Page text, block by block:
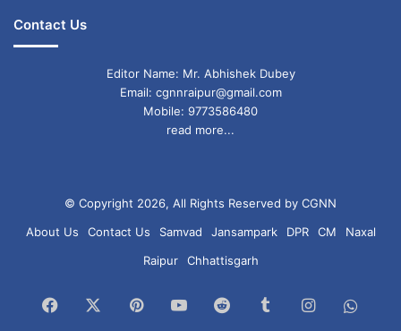
दिन की शुरुआत:
हैं। घर के किसी सदस्य की चिंता रहेगी। अस्वस्थता संभव
है। बकाया वसूली होगी।
शुभ रंग:हरा
व्यापार:
Contact Us
Editor Name: Mr. Abhishek Dubey
Email: cgnnraipur@gmail.com
Mobile: 9773586480
read more...
© Copyright 2026, All Rights Reserved by CGNN
About Us
Contact Us Samvad Jansampark DPR CM
Naxal
Raipur
Chhattisgarh
Facebook PinterestYouTubeReddit TumblrInstagram